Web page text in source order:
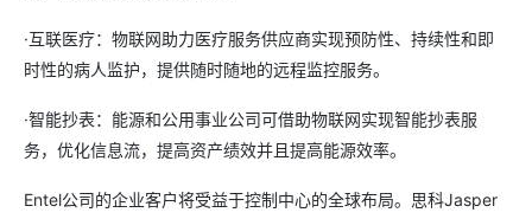
·互联医疗：物联网助力医疗服务供应商实现预防性、持续性和即
时性的病人监护，提供随时随地的远程监控服务。
·智能抄表：能源和公用事业公司可借助物联网实现智能抄表服
务，优化信息流，提高资产绩效并且提高能源效率。
Entel公司的企业客户将受益于控制中心的全球布局。思科Jasper